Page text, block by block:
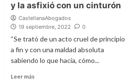
y la asfixió con un cinturón
CastellanaAbogados
19 septiembre, 2022
0
“Se trató de un acto cruel de principio
a fin y con una maldad absoluta
sabiendo lo que hacía, cómo...
Leer más